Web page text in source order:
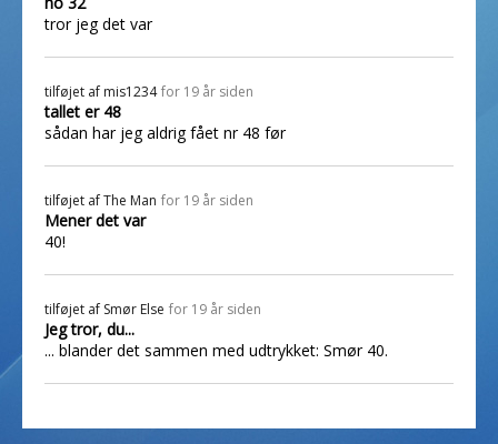
tror jeg det var
tilføjet af mis1234 for 19 år siden
tallet er 48
sådan har jeg aldrig fået nr 48 før
tilføjet afThe Man for 19 år siden
Mener det var
40!
tilføjet af Smør Else for 19 år siden
Jeg tror, du...
... blander det sammen med udtrykket: Smør 40.